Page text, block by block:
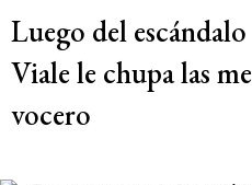
Luego del
Viale le chupa las
vocero